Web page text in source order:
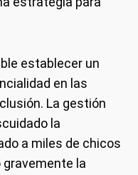
establecer un
en las
La gestión
la
a miles de chicos
la